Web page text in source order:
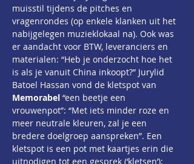
muisstil tijdens de pitches en
vragenrondes (op enkele klanken uit het
nabijgelegen muzieklokaal na). Ook was
er aandacht voor BTW, leveranciers en
materialen: “Heb je onderzocht hoe het
is als je vanuit China inkoopt?” Jurylid
Batoel Hassan vond de kletspot van
Memorabel “een beetje een
vrouwenpot”: “Met iets minder roze en
meer neutrale kleuren, zal je een
bredere doelgroep aanspreken”. Een
kletspot is een pot met kaartjes erin die
uitnodigen tot een gesprek (‘kletsen’);